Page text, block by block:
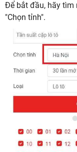
Để bắt đầu, hãy tìm
"Chọn tỉnh".